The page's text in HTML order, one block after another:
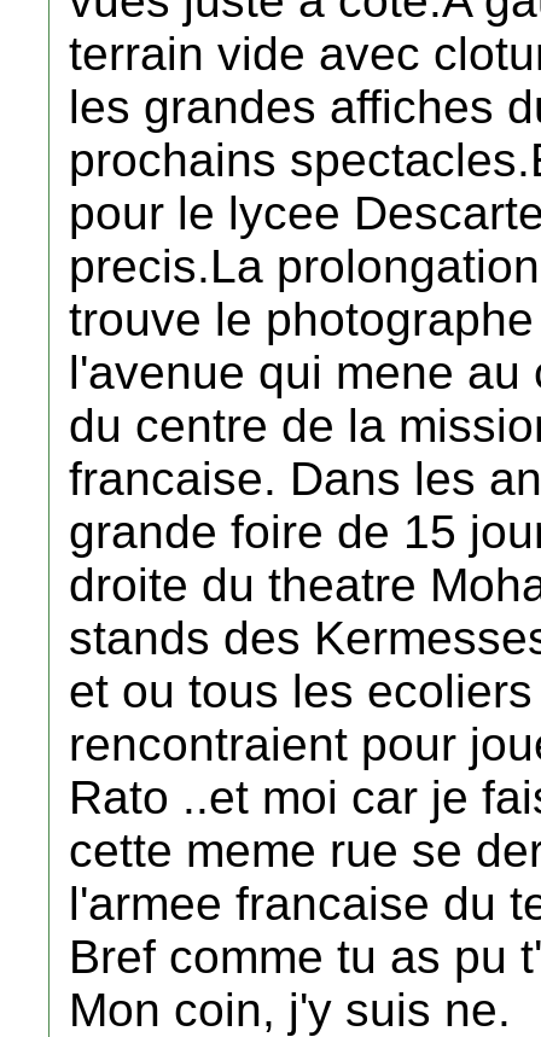
terrain vide avec
les grandes affiches
prochains
pour le lycee
precis.La
trouve le
l'avenue qui mene
du centre de la
francaise. Dans les
grande foire de 15
droite du theatre
stands des
et ou tous les
rencontraient pour
Rato ..et moi car je
cette meme rue se
l'armee francaise du
Bref comme tu as pu
Mon coin, j'y suis ne.